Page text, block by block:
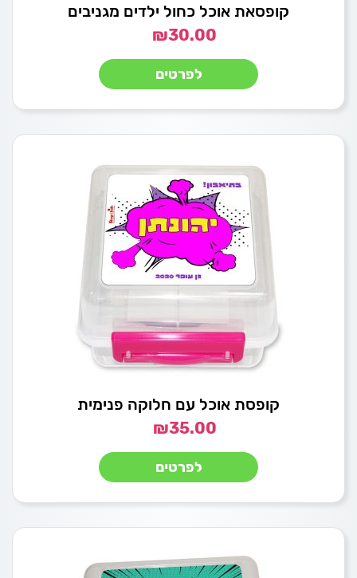
קופסאת אוכל כחול ילדים מגניבים
₪30.00
לפרטים
קופסת אוכל עם חלוקה פנימית
₪35.00
לפרטים